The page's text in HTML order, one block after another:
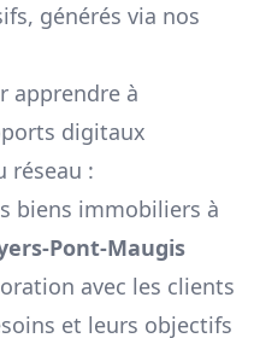
générés via nos
apprendre à
digitaux
réseau :
biens immobiliers à
Pont-Maugis
avec les clients
et leurs objectifs